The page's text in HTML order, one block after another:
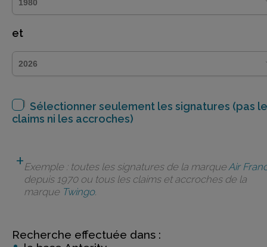
et
Sélectionner seulement les signatures (pas
claims ni les accroches)
Exemple : toutes les signatures de la marqueAir
depuis 1970 ou tous les claims et accroches de la
marque Twingo.
Recherche effectuée dans :